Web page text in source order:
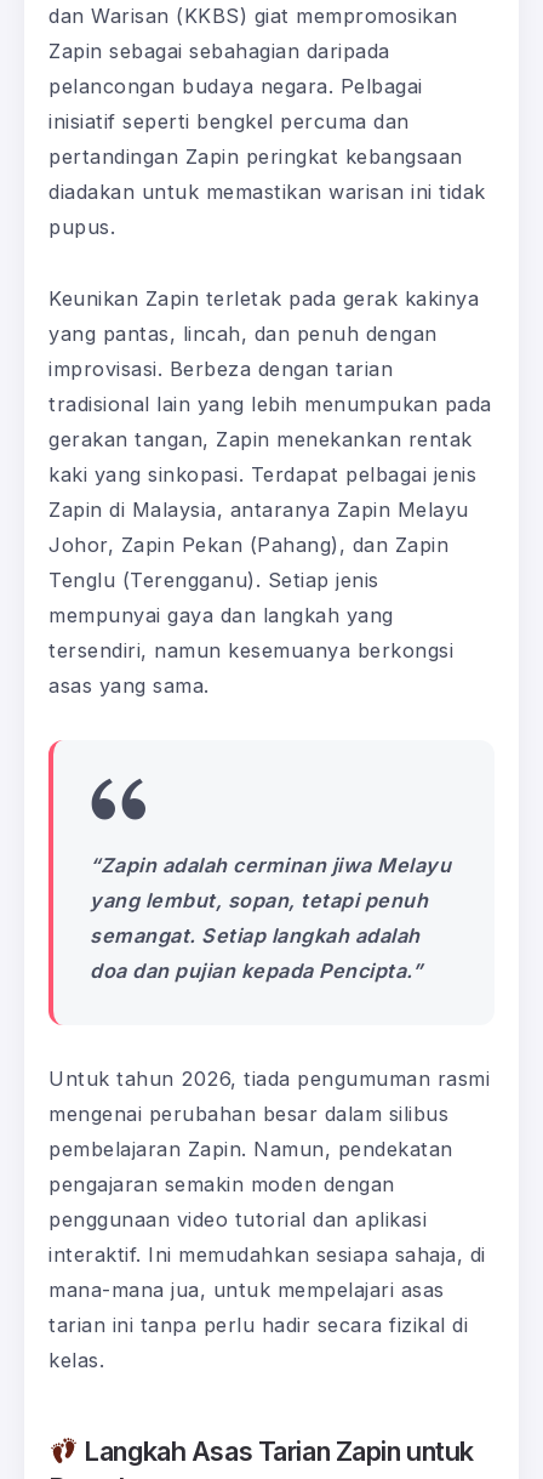
dan Warisan (KKBS) giat mempromosikan
Zapin sebagai sebahagian daripada
pelancongan budaya negara. Pelbagai
inisiatif seperti bengkel percuma dan
pertandingan Zapin peringkat kebangsaan
diadakan untuk memastikan warisan ini tidak
pupus.
Keunikan Zapin terletak pada gerak kakinya
yang pantas, lincah, dan penuh dengan
improvisasi. Berbeza dengan tarian
tradisional lain yang lebih menumpukan pada
gerakan tangan, Zapin menekankan rentak
kaki yang sinkopasi. Terdapat pelbagai jenis
Zapin di Malaysia, antaranya Zapin Melayu
Johor, Zapin Pekan (Pahang), dan Zapin
Tenglu (Terengganu). Setiap jenis
mempunyai gaya dan langkah yang
tersendiri, namun kesemuanya berkongsi
asas yang sama.
“Zapin adalah cerminan jiwa Melayu
yang lembut, sopan, tetapi penuh
semangat. Setiap langkah adalah
doa dan pujian kepada Pencipta.”
Untuk tahun 2026, tiada pengumuman rasmi
mengenai perubahan besar dalam silibus
pembelajaran Zapin. Namun, pendekatan
pengajaran semakin moden dengan
penggunaan video tutorial dan aplikasi
interaktif. Ini memudahkan sesiapa sahaja, di
mana-mana jua, untuk mempelajari asas
tarian ini tanpa perlu hadir secara fizikal di
kelas.
Langkah Asas Tarian Zapin untuk